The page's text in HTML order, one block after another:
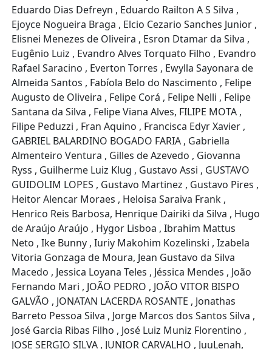
Eduardo Dias Defreyn , Eduardo Railton A S Silva ,
Ejoyce Nogueira Braga , Elcio Cezario Sanches Junior ,
Elisnei Menezes de Oliveira , Esron Dtamar da Silva ,
Eugênio Luiz , Evandro Alves Torquato Filho , Evandro
Rafael Saracino , Everton Torres , Ewylla Sayonara de
Almeida Santos , Fabíola Belo do Nascimento , Felipe
Augusto de Oliveira , Felipe Corá , Felipe Nelli , Felipe
Santana da Silva , Felipe Viana Alves, FILIPE MOTA ,
Filipe Peduzzi , Fran Aquino , Francisca Edyr Xavier ,
GABRIEL BALARDINO BOGADO FARIA , Gabriella
Almenteiro Ventura , Gilles de Azevedo , Giovanna
Ryss , Guilherme Luiz Klug , Gustavo Assi , GUSTAVO
GUIDOLIM LOPES , Gustavo Martinez , Gustavo Pires ,
Heitor Alencar Moraes , Heloisa Saraiva Frank ,
Henrico Reis Barbosa, Henrique Dairiki da Silva , Hugo
de Araújo Araújo , Hygor Lisboa , Ibrahim Mattus
Neto , Ike Bunny , Iuriy Makohim Kozelinski , Izabela
Vitoria Gonzaga de Moura, Jean Gustavo da Silva
Macedo , Jessica Loyana Teles , Jéssica Mendes , João
Fernando Mari , JOÃO PEDRO , JOÃO VITOR BISPO
GALVÃO , JONATAN LACERDA ROSANTE , Jonathas
Barreto Pessoa Silva , Jorge Marcos dos Santos Silva ,
José Garcia Ribas Filho , José Luiz Muniz Florentino ,
JOSE SERGIO SILVA , JUNIOR CARVALHO , JuuLenah,